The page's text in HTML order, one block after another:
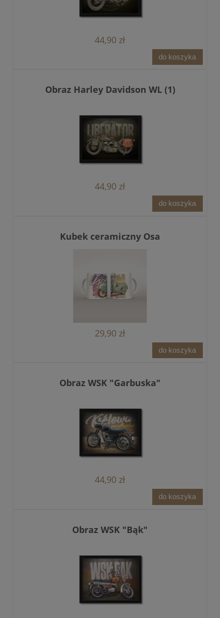
44,90 zł
do koszyka
Obraz Harley Davidson WL (1)
44,90 zł
do koszyka
Kubek ceramiczny Osa
29,90 zł
do koszyka
Obraz WSK "Garbuska"
44,90 zł
do koszyka
Obraz WSK "Bąk"